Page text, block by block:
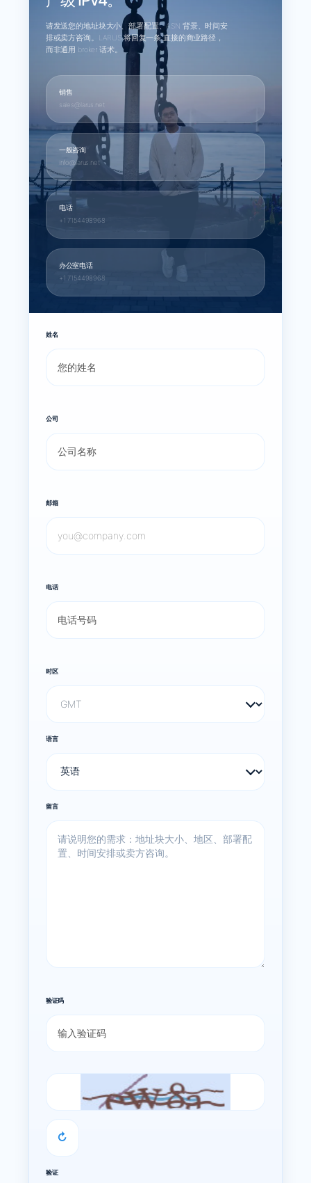
请发送您的地址块大小、部署配置、ASN 背景、时间安
排或卖方咨询。LARUS 将回复一条 直接的商业路径，
而非通用 broker 话术。
销售
sales@larus.net
一般咨询
info@larus.net
电话
+1 7154498968
办公室电话
+1 7154498968
姓名
公司
邮箱
电话
时区
语言
留言
验证码
↻
验证